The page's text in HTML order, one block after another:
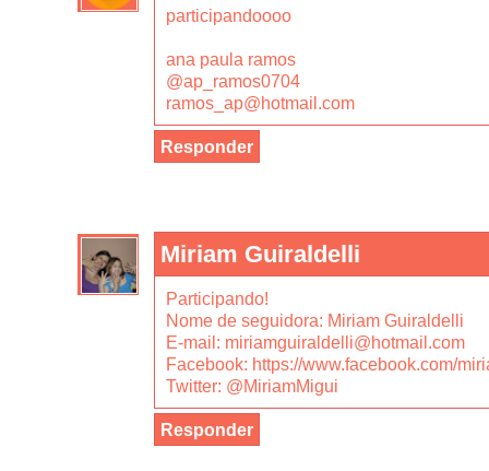
participandoooo
ana paula ramos
@ap_ramos0704
ramos_ap@hotmail.com
Responder
Miriam Guiraldelli
Participando!
Nome de seguidora: Miriam Guiraldelli
E-mail: miriamguiraldelli@hotmail.com
Facebook: https://www.facebook.com/
Twitter: @MiriamMigui
Responder